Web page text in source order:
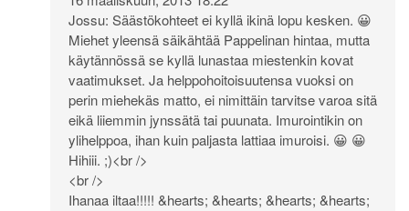
Jossu: Säästökohteet ei kyllä ikinä lopu kesken. 😀
Miehet yleensä säikähtää Pappelinan hintaa, mutta
käytännössä se kyllä lunastaa miestenkin kovat
vaatimukset. Ja helppohoitoisuutensa vuoksi on
perin miehekäs matto, ei nimittäin tarvitse varoa sitä
eikä liiemmin jynssätä tai puunata. Imurointikin on
ylihelppoa, ihan kuin paljasta lattiaa imuroisi. 😀 😀
Hihiii. ;)<br />
<br />
Ihanaa iltaa!!!!! &hearts; &hearts; &hearts; &hearts;